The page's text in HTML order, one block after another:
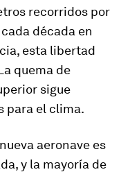
recorridos por
década en
esta libertad
quema de
sigue
para el clima.
aeronave es
y la mayoría de